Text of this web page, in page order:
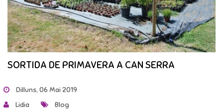
SORTIDA DE PRIMAVERA A CAN SERRA
Dilluns, 06 Mai 2019
Lidia
Blog